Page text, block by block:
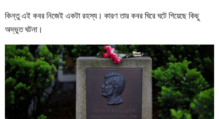
কিন্তু এই কবর নিজেই একটা রহস্য। কারণ তার কবর ঘিরে ঘটে গিয়েছে কিছু
অদ্ভুত ঘটনা।